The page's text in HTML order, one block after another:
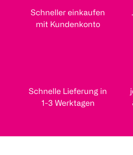
Schneller einkaufen
mit Kundenkonto
Schnelle Lieferung in
1-3 Werktagen